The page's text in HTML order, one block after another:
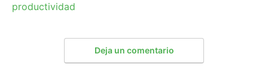
productividad
Deja un comentario